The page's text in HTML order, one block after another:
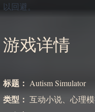
以回避。
游戏详情
标题： Autism Simulator
类型： 互动小说、心理